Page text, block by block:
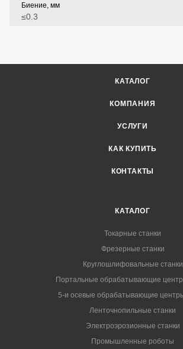
Биение, мм
≤0.3
КАТАЛОГ
КОМПАНИЯ
УСЛУГИ
КАК КУПИТЬ
КОНТАКТЫ
КАТАЛОГ
Токарные станки
Фрезерные станки
Круглошлифовальные станки
Портальные обрабатывающие
5-и осевые обрабатывающие
Ленточнопильные станки
Электроэрозионные станки
Промышленные роботы